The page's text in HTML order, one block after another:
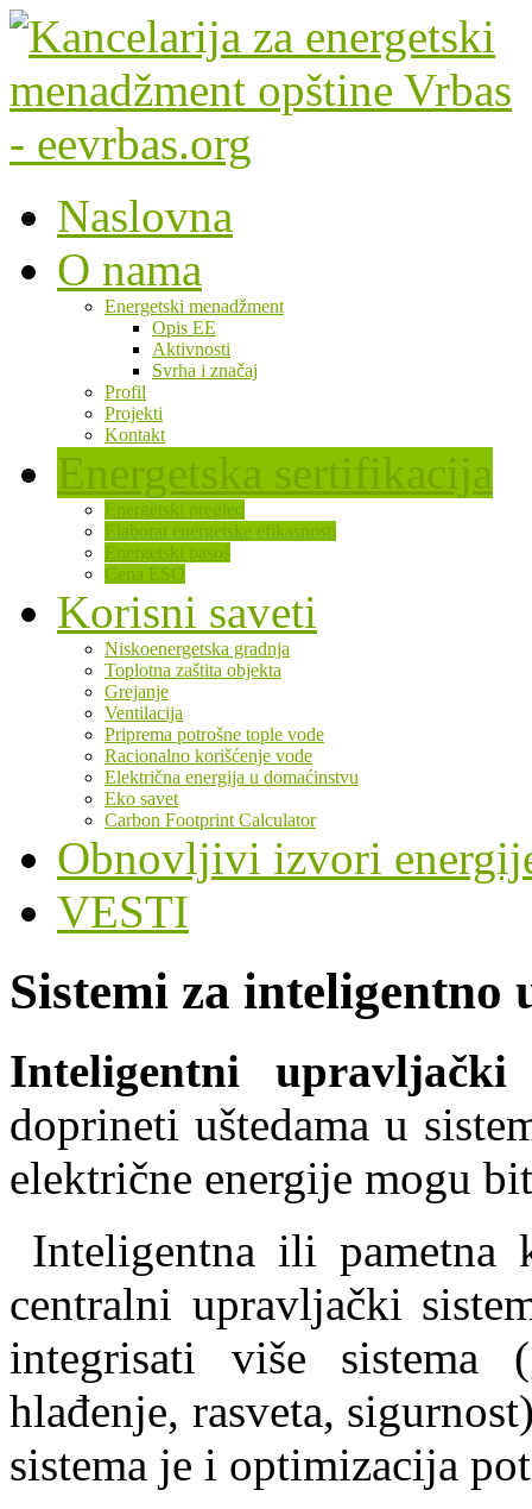
Naslovna
O nama
Energetski menadžment
Opis EE
Aktivnosti
Svrha i značaj
Profil
Projekti
Kontakt
Energetska sertifikacija
Energetski pregled
Elaborat energetske efikasnosti
Energetski pasoš
Cena ESO
Korisni saveti
Niskoenergetska gradnja
Toplotna zaštita objekta
Grejanje
Ventilacija
Priprema potrošne tople vode
Racionalno korišćenje vode
Električna energija u domaćinstvu
Eko savet
Carbon Footprint Calculator
Obnovljivi izvori
VESTI
Sistemi za inteligentno
Inteligentni upravljački
doprineti uštedama u
električne energije mogu
Inteligentna ili pametna
centralni upravljački
integrisati više sistema
hlađenje, rasveta,
sistema je i optimizacija